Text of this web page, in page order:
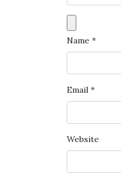
Name *
Email *
Website